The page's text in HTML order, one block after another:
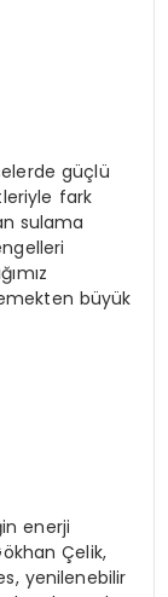
güçlü
fark
sulama
büyük
enerji
Çelik,
yenilenebilir